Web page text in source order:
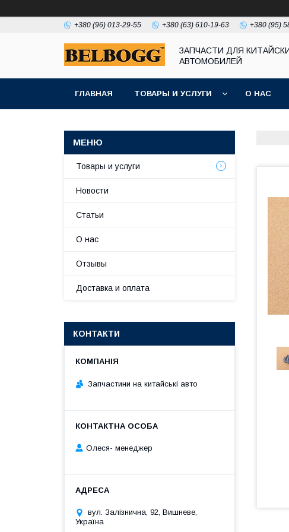
+380 (96) 013-29-55 +380 (63) 610-19-63 +380 (95)
ЗАПЧАСТИ ДЛЯ
АВТОМОБИЛЕЙ
ГЛАВНАЯ ТОВАРЫ И УСЛУГИ О НАС
Товары и услуги
Новости
Статьи
О нас
Отзывы
Доставка и оплата
КОНТАКТИ
Запчастини на китайські авто
Олеся- менеджер
вул. Залізнична, 92, Вишневе,
Україна